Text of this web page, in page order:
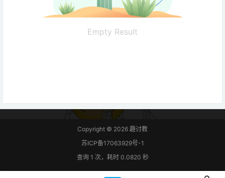
Empty Result
Copyright © 2026 趣讨教
苏ICP备17063929号-1
查询 1 次，耗时 0.0820 秒